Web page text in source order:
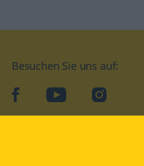
Besuchen Sie uns auf:
facebookYouTube Instagram